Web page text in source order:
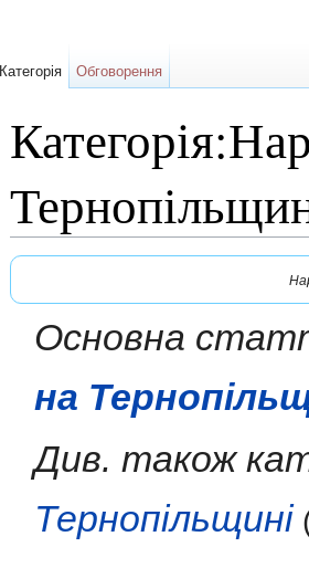
Основна
на
Див. також
Тернопільщині
Категорія Обговорення